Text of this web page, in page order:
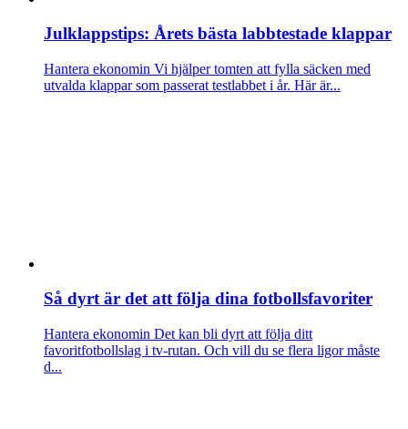
Julklappstips: Årets bästa labbtestade klappar
Hantera ekonomin Vi hjälper tomten att fylla säcken med
utvalda klappar som passerat testlabbet i år. Här är...
Så dyrt är det att följa dina fotbollsfavoriter
Hantera ekonomin Det kan bli dyrt att följa ditt
favoritfotbollslag i tv-rutan. Och vill du se flera ligor måste
d...